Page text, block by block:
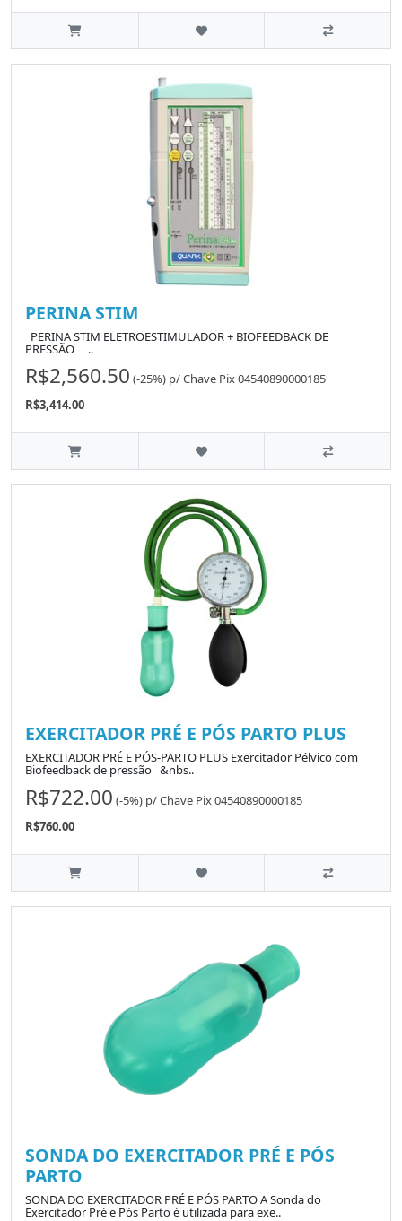
PERINA STIM
PERINA STIM ELETROESTIMULADOR + BIOFEEDBACK DE
PRESSÃO ..
R$2,560.50 (-25%) p/Chave Pix 04540890000185
R$3,414.00
EXERCITADOR PRÉ E PÓS PARTO PLUS
EXERCITADOR PRÉ E PÓS-PARTO PLUS Exercitador Pélvico com
Biofeedback de pressão &nbs..
R$722.00 (-5%) p/Chave Pix 04540890000185
R$760.00
SONDA DO EXERCITADOR PRÉ E PÓS
PARTO
SONDA DO EXERCITADOR PRÉ E PÓS PARTO A Sonda do
Exercitador Pré e Pós Parto é utilizada para exe..